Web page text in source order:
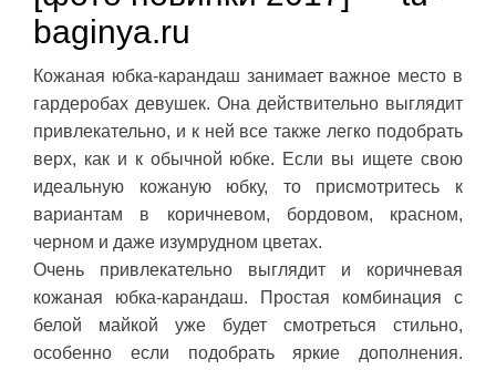
baginya.ru
Кожаная юбка-карандаш занимает важное место в
гардеробах девушек. Она действительно выглядит
привлекательно, и к ней все также легко подобрать
верх, как и к обычной юбке. Если вы ищете свою
идеальную кожаную юбку, то присмотритесь к
вариантам в коричневом, бордовом, красном,
черном и даже изумрудном цветах.
Очень привлекательно выглядит и коричневая
кожаная юбка-карандаш. Простая комбинация с
белой майкой уже будет смотреться стильно,
особенно если подобрать яркие дополнения.